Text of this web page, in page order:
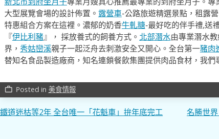
大型展覽會場的設計佈置。 露營車-公路旅遊精選景點，租露
特惠組合方案在這裡。濃郁的奶香牛軋糖-最好吃的伴手禮,送
『伊比利豬』， 採放養式的飼養方式。 北部潛水由專業潛水
界， 秀姑巒溪親子一起泛舟去​刺激安全又開心。全台第一豬肉
替知名食品製造廠商，知名連鎖餐飲集團提供肉品食材，我
work_outline Posted in 美食情報
文
鐵道迷枯等2年 全台唯一「花魁車」拚年底完工 名勝世